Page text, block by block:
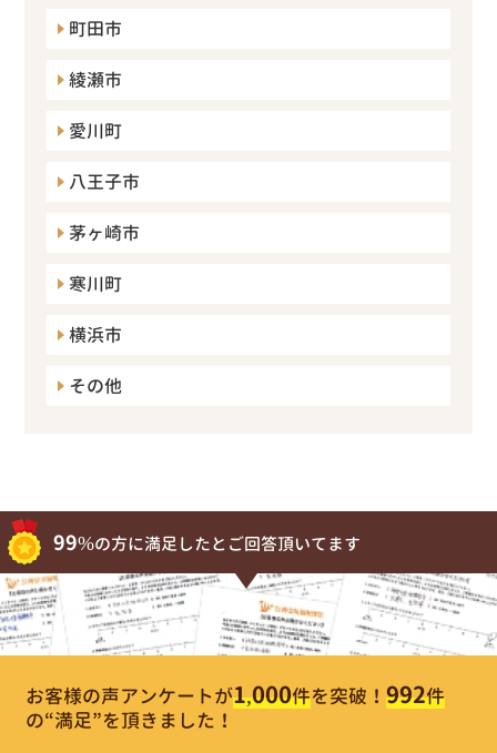
町田市
綾瀬市
愛川町
八王子市
茅ヶ崎市
寒川町
横浜市
その他
99%の方に満足したとご回答頂いてます
お客様の声アンケートが1,000件を突破！ 992件
の“満足”を頂きました！